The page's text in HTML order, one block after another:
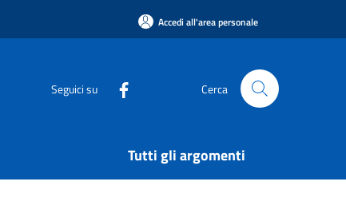
Accedi all'area personale
Seguici su Cerca
Tutti gli argomenti